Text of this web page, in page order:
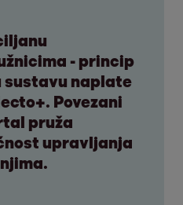
- princip
sustavu naplate
Povezani
pruža
upravljanja